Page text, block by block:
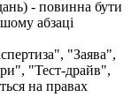
- повинна бути
абзаці
"Заява",
"Тест-драйв",
на правах